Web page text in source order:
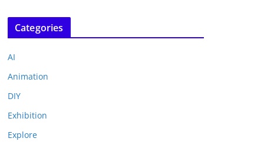
Categories
AI
Animation
DIY
Exhibition
Explore